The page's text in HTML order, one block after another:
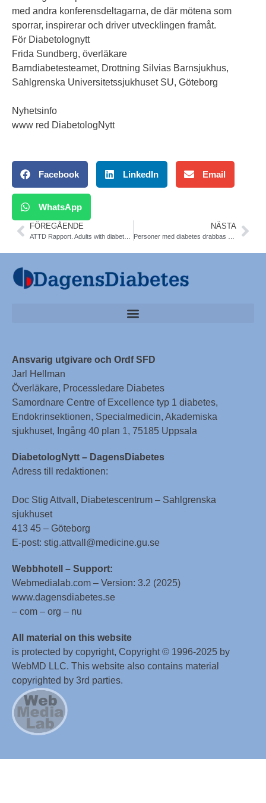
med andra konferensdeltagarna, de där mötena som
sporrar, inspirerar och driver utvecklingen framåt.
För Diabetolognytt
Frida Sundberg, överläkare
Barndiabetesteamet, Drottning Silvias Barnsjukhus,
Sahlgrenska Universitetssjukhuset SU, Göteborg
Nyhetsinfo
www red DiabetologNytt
Facebook LinkedIn Email
WhatsApp
FÖREGÅENDE NÄSTA
Ansvarig utgivare och Ordf SFD
Jarl Hellman
Överläkare, Processledare Diabetes
Samordnare Centre of Excellence typ 1 diabetes,
Endokrinsektionen, Specialmedicin, Akademiska
sjukhuset, Ingång 40 plan 1, 75185 Uppsala
DiabetologNytt – DagensDiabetes
Adress till redaktionen:
Doc Stig Attvall, Diabetescentrum – Sahlgrenska
sjukhuset
413 45 – Göteborg
E-post: stig.attvall@medicine.gu.se
Webbhotell – Support:
Webmedialab.com – Version: 3.2 (2025)
www.dagensdiabetes.se
– com – org – nu
All material on this website
is protected by copyright, Copyright © 1996-2025 by
WebMD LLC. This website also contains material
copyrighted by 3rd parties.